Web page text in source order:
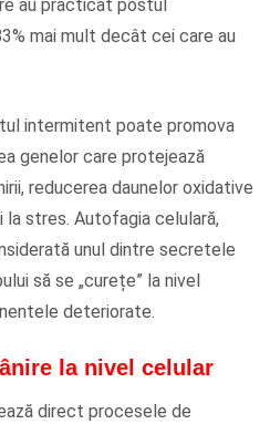
au practicat postul
mai mult decât cei care au
intermitent poate promova
genelor care protejează
reducerea daunelor oxidative
stres. Autofagia celulară,
unul dintre secretele
să se „curețe” la nivel
deteriorate.
la nivel celular
direct procesele de